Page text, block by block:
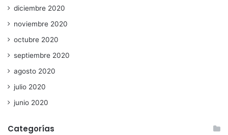
diciembre 2020
noviembre 2020
octubre 2020
septiembre 2020
agosto 2020
julio 2020
junio 2020
Categorías